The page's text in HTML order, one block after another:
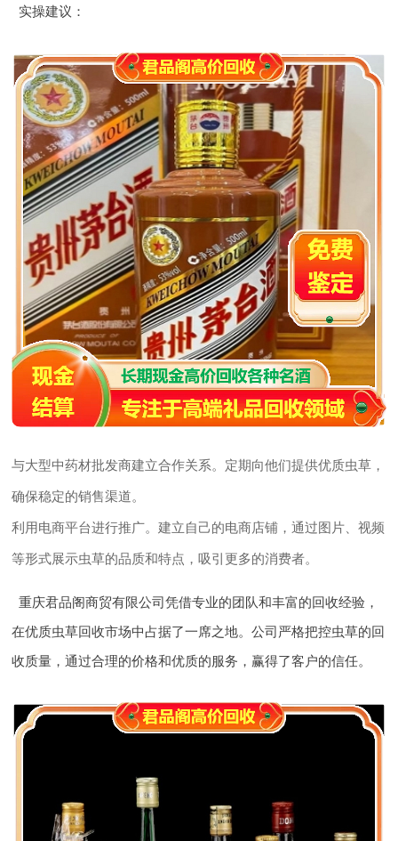
实操建议 ：
与大型中药材批发商建立合作关系。定期向他们提供优质虫草，
确保稳定的销售渠道。
利用电商平台进行推广。建立自己的电商店铺，通过图片、视频
等形式展示虫草的品质和特点，吸引更多的消费者。
重庆君品阁商贸有限公司凭借专业的团队和丰富的回收经验，
在优质虫草回收市场中占据了一席之地。公司严格把控虫草的回
收质量，通过合理的价格和优质的服务，赢得了客户的信任。